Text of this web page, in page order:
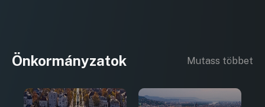
Önkormányzatok Mutass többet